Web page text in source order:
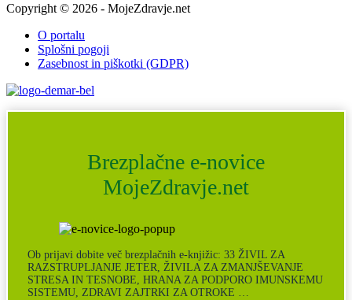
Copyright © 2026 - MojeZdravje.net
O portalu
Splošni pogoji
Zasebnost in piškotki (GDPR)
Brezplačne e-novice
MojeZdravje.net
Ob prijavi dobite več brezplačnih e-knjižic: 33 ŽIVIL ZA
RAZSTRUPLJANJE JETER, ŽIVILA ZA ZMANJŠEVANJE
STRESA IN TESNOBE, HRANA ZA PODPORO IMUNSKEMU
SISTEMU, ZDRAVI ZAJTRKI ZA OTROKE …